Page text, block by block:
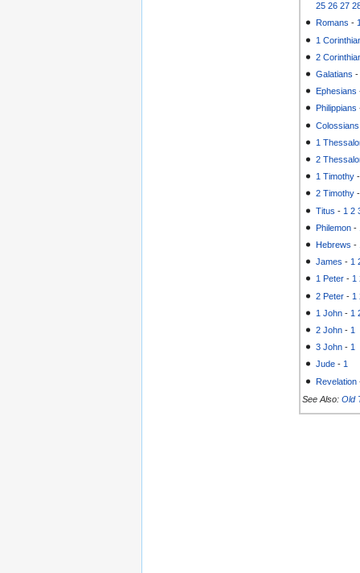
25 26 27
Romans -
1
2
Galatians
Ephesians
Philippians
Colossians
1
2
1 Timothy
2 Timothy
Titus - 1 2
Philemon -
Hebrews -
James - 1
1 Peter - 1
2 Peter - 1
1 John - 1
2 John - 1
3 John - 1
Jude -1
Revelation
See Also: Old